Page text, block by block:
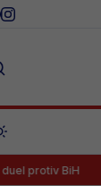
Strijelac